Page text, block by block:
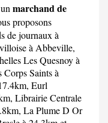
marchand de
proposons
de journaux à
à Abbeville,
Les Quesnoy à
Saints à
Eurl
Librairie Centrale
La Plume D Or